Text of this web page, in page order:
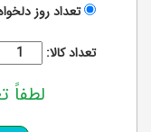
تعداد روز
تعداد کالا:
لطفاً